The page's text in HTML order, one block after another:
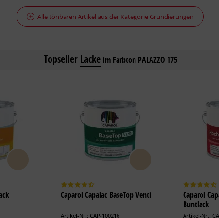
Alle tönbaren Artikel aus der Kategorie Grundierungen
Topseller Lacke im Farbton PALAZZO 175
Caparol Capalac BaseTop Venti
Artikel-Nr.: CAP-100216
Caparol
Buntlack
Artikel-Nr.: